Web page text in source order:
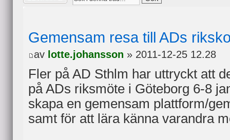
Gemensam resa till ADs
av lotte.johansson » 2011-12-25 12.28
Fler på AD Sthlm har uttryckt att
på ADs riksmöte i Göteborg 6-8
skapa en gemensam plattform/
samt för att lära känna varandra